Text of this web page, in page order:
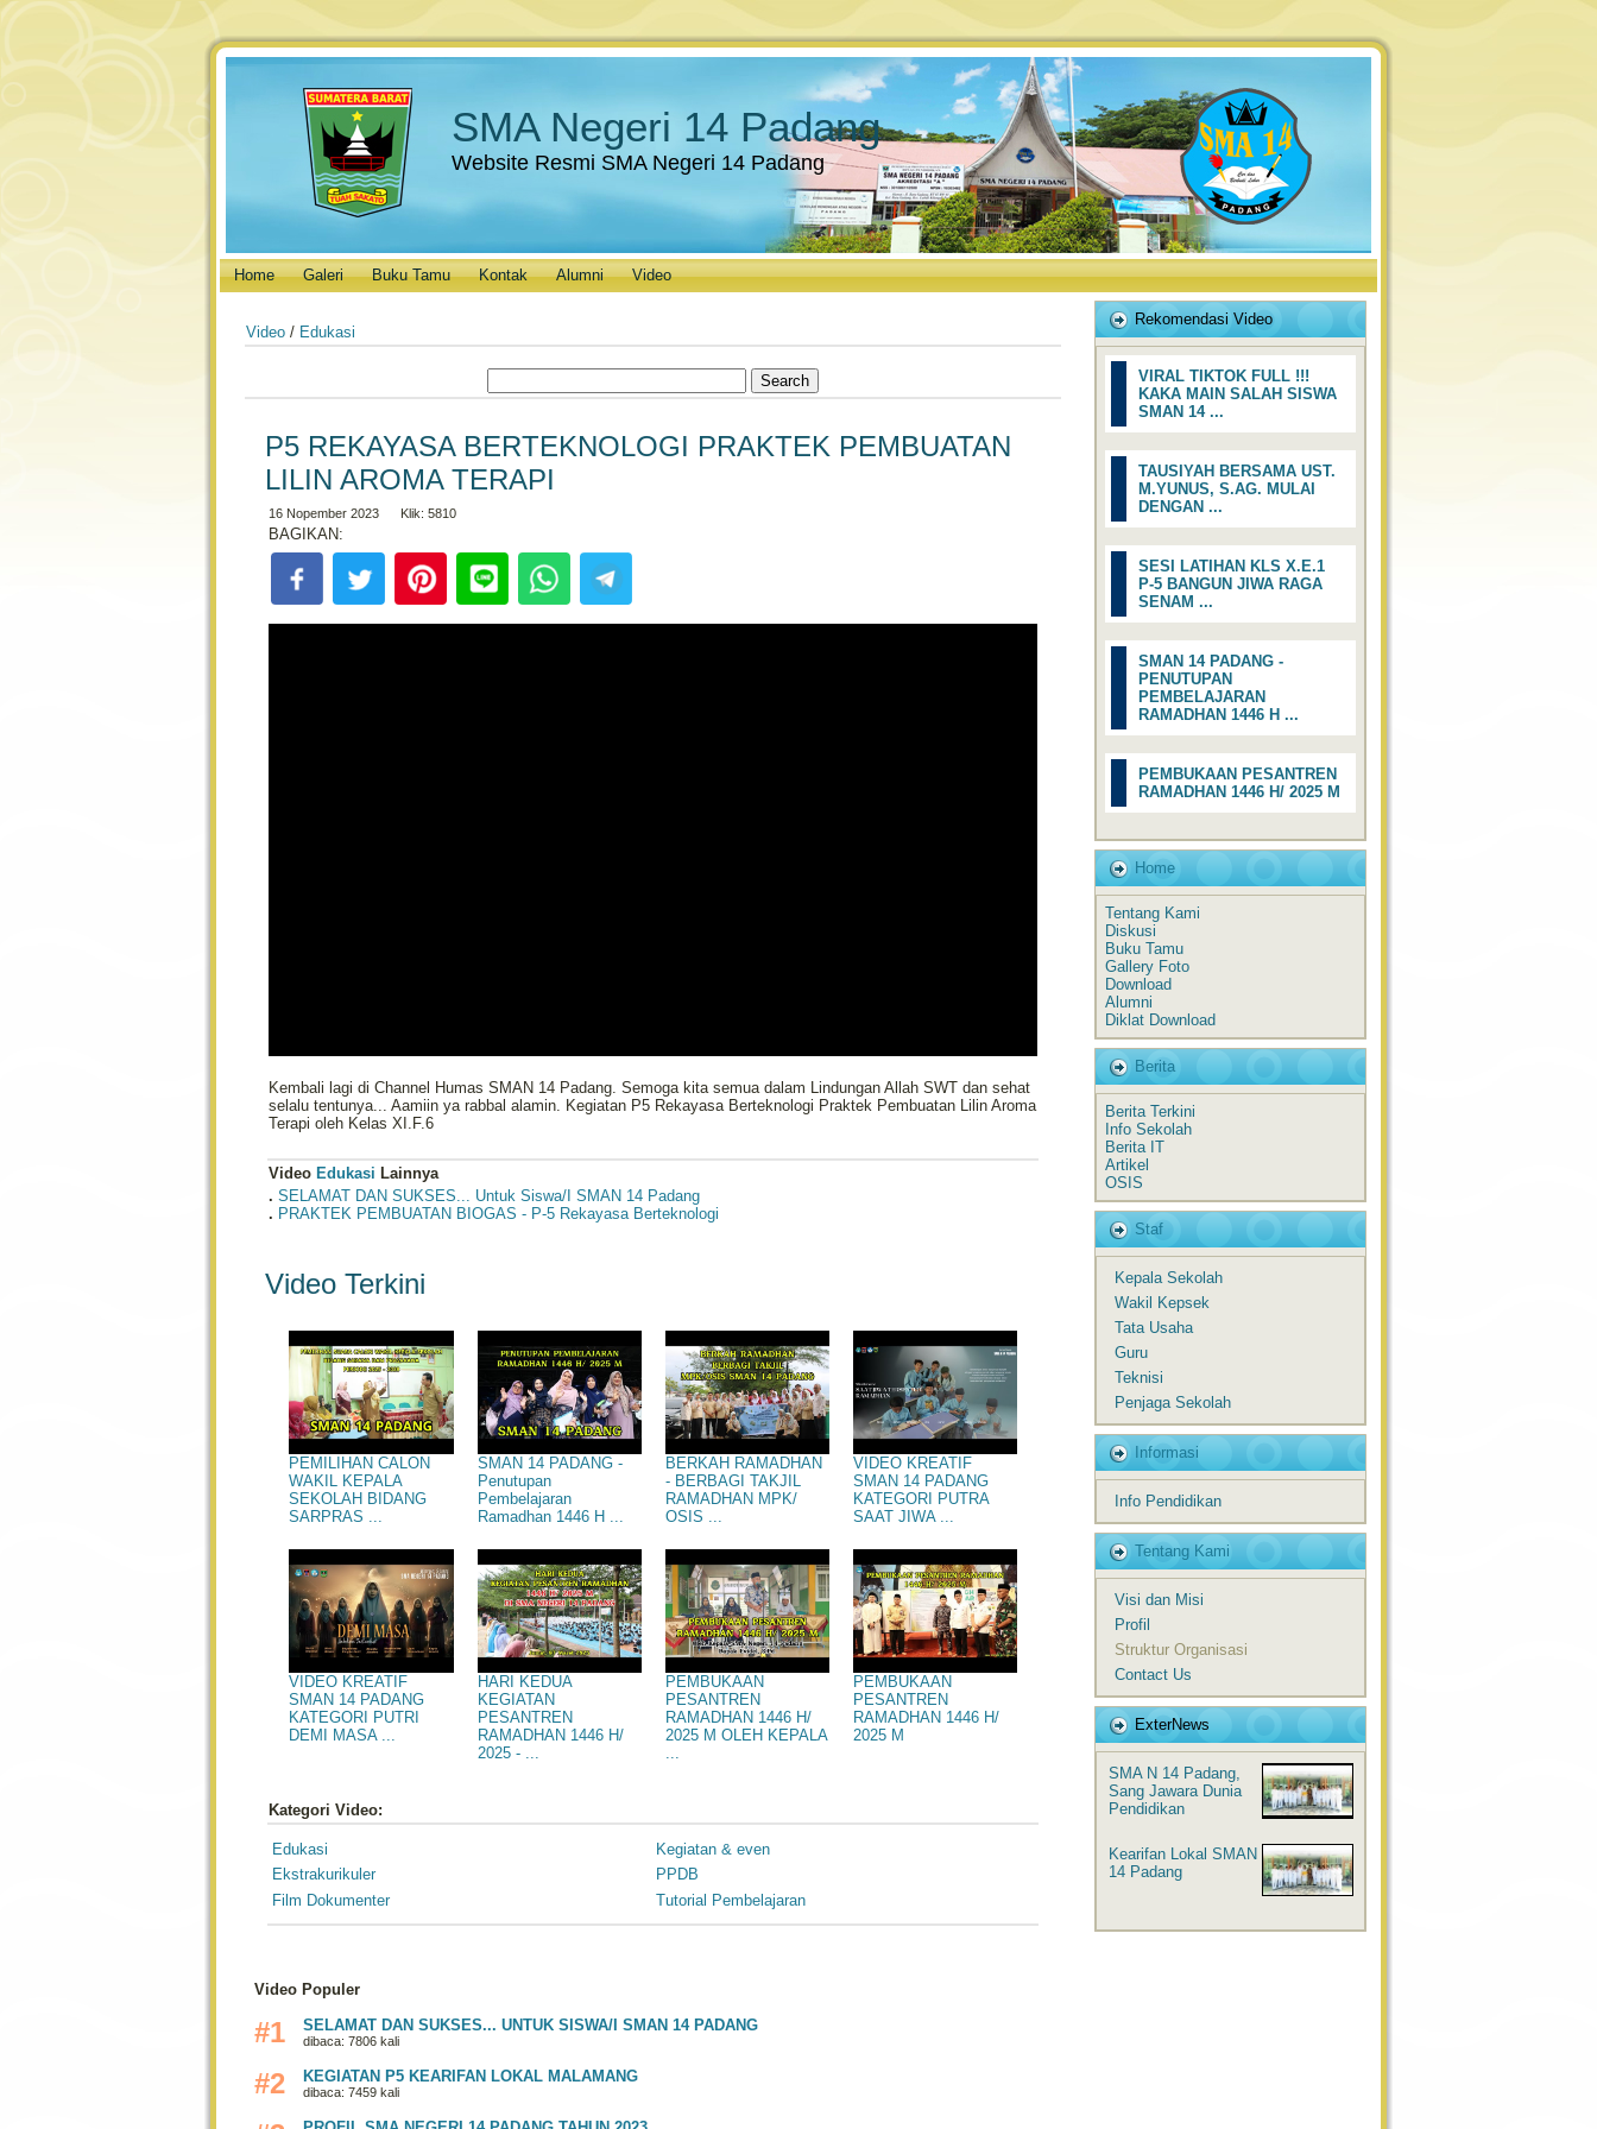
SMA Negeri 14 Padang
Website Resmi SMA Negeri 14 Padang
Home Galeri Buku Tamu Kontak Alumni Video
Video / Edukasi
P5 REKAYASA BERTEKNOLOGI PRAKTEK PEMBUATAN
LILIN AROMA TERAPI
16 Nopember 2023 Klik: 5810
BAGIKAN:
Kembali lagi di Channel Humas SMAN 14 Padang. Semoga kita semua dalam Lindungan Allah SWT dan sehat
selalu tentunya... Aamiin ya rabbal alamin. Kegiatan P5 Rekayasa Berteknologi Praktek Pembuatan Lilin Aroma
Terapi oleh Kelas XI.F.6
Video Edukasi Lainnya
. SELAMAT DAN SUKSES... Untuk Siswa/I SMAN 14 Padang
. PRAKTEK PEMBUATAN BIOGAS - P-5 Rekayasa Berteknologi
Video Terkini
PEMILIHAN CALON
WAKIL KEPALA
SEKOLAH BIDANG
SARPRAS ...
SMAN 14 PADANG -
Penutupan
Pembelajaran
Ramadhan 1446 H ...
BERKAH RAMADHAN
- BERBAGI TAKJIL
RAMADHAN MPK/
OSIS ...
VIDEO KREATIF
SMAN 14 PADANG
KATEGORI PUTRA
SAAT JIWA ...
VIDEO KREATIF
SMAN 14 PADANG
KATEGORI PUTRI
DEMI MASA ...
HARI KEDUA
KEGIATAN
PESANTREN
RAMADHAN 1446 H/
2025 - ...
PEMBUKAAN
PESANTREN
RAMADHAN 1446 H/
2025 M OLEH KEPALA
PEMBUKAAN
PESANTREN
RAMADHAN 1446 H/
2025 M
Kategori Video:
Edukasi
Ekstrakurikuler
Film Dokumenter
Kegiatan & even
PPDB
Tutorial Pembelajaran
Video Populer
#1 SELAMAT DAN SUKSES... UNTUK SISWA/I SMAN 14 PADANG
dibaca: 7806 kali
#2 KEGIATAN P5 KEARIFAN LOKAL MALAMANG
dibaca: 7459 kali
Rekomendasi Video
VIRAL TIKTOK FULL !!!
KAKA MAIN SALAH SISWA
SMAN 14 ...
TAUSIYAH BERSAMA UST.
M.YUNUS, S.AG. MULAI
DENGAN ...
SESI LATIHAN KLS X.E.1
P-5 BANGUN JIWA RAGA
SENAM ...
SMAN 14 PADANG -
PENUTUPAN
PEMBELAJARAN
RAMADHAN 1446 H ...
PEMBUKAAN PESANTREN
RAMADHAN 1446 H/ 2025 M
Home
Tentang Kami
Diskusi
Buku Tamu
Gallery Foto
Download
Alumni
Diklat Download
Berita
Berita Terkini
Info Sekolah
Berita IT
Artikel
OSIS
Staf
Kepala Sekolah
Wakil Kepsek
Tata Usaha
Guru
Teknisi
Penjaga Sekolah
Informasi
Info Pendidikan
Tentang Kami
Visi dan Misi
Profil
Struktur Organisasi
Contact Us
ExterNews
SMA N 14 Padang,
Sang Jawara Dunia
Pendidikan
Kearifan Lokal SMAN
14 Padang